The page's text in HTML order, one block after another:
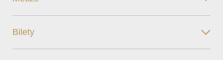
Bilety